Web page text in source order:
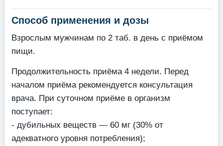
Способ применения и дозы
Взрослым мужчинам по 2 таб. в день с приёмом
пищи.
Продолжительность приёма 4 недели. Перед
началом приёма рекомендуется консультация
врача. При суточном приёме в организм
поступает:
- дубильных веществ — 60 мг (30% от
адекватного уровня потребления);